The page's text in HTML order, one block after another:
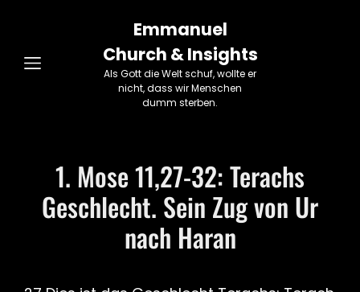
Emmanuel
Church & Insights
Als Gott die Welt schuf, wollte er
nicht, dass wir Menschen
dumm sterben.
1. Mose 11,27-32: Terachs
Geschlecht. Sein Zug von Ur
nach Haran